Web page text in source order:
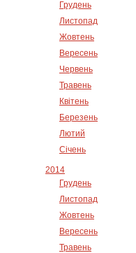
Грудень
Листопад
Жовтень
Вересень
Червень
Травень
Квітень
Березень
Лютий
Січень
2014
Грудень
Листопад
Жовтень
Вересень
Травень